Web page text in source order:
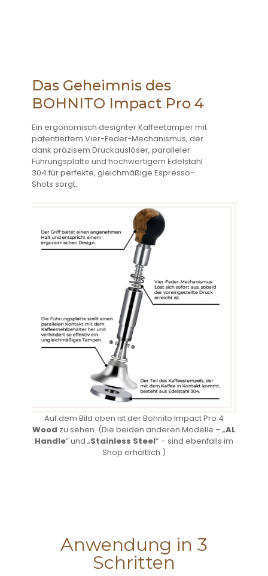
Das Geheimnis des
BOHNITO Impact Pro 4
Ein ergonomisch designter Kaffeetamper mit
patentiertem Vier-Feder-Mechanismus, der
dank präzisem Druckauslöser, paralleler
Führungsplatte und hochwertigem Edelstahl
304 für perfekte, gleichmäßige Espresso-
Shots sorgt.
Auf dem Bild oben ist der Bohnito Impact Pro 4
Wood zu sehen. (Die beiden anderen Modelle – „AL
Handle“ und „Stainless Steel“ – sind ebenfalls im
Shop erhältlich.)
Anwendung in 3
Schritten